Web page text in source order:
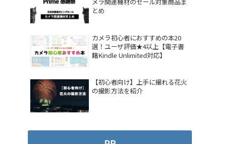
メラ関連機材のセール対象商品ま
とめ
カメラ初心者におすすめの本20
選！ユーザ評価★4以上【電子書
籍Kindle Unlimited対応】
【初心者向け】上手に撮れる花火
の撮影方法を紹介